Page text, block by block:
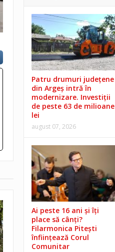
Patru drumuri județene
din Argeș intră în
modernizare. Investiții
de peste 63 de milioane
lei
august 07, 2026
Ai peste 16 ani și îți
place să cânți?
Filarmonica Pitești
înființează Corul
Comunitar